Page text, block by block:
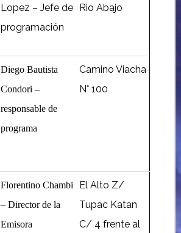
Lopez – Jefe de
programación
Rio Abajo
Diego Bautista
Condori –
responsable de
programa
Camino Viacha
N° 100
Florentino Chambi
– Director de la
Emisora
El Alto Z/
Tupac Katan
C/ 4 frente al